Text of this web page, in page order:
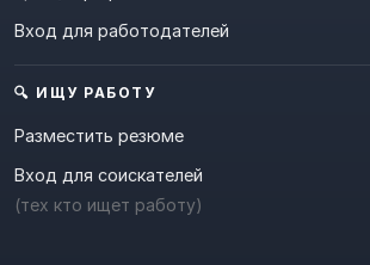
Вход для работодателей
🔍 ИЩУ РАБОТУ
Разместить резюме
Вход для соискателей
(тех кто ищет работу)